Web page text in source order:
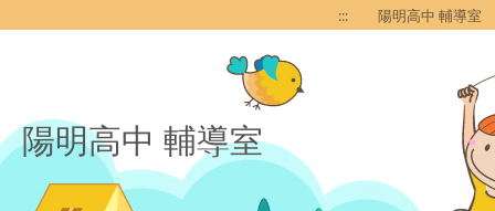
::: 陽明高中 輔導室
陽明高中 輔導室